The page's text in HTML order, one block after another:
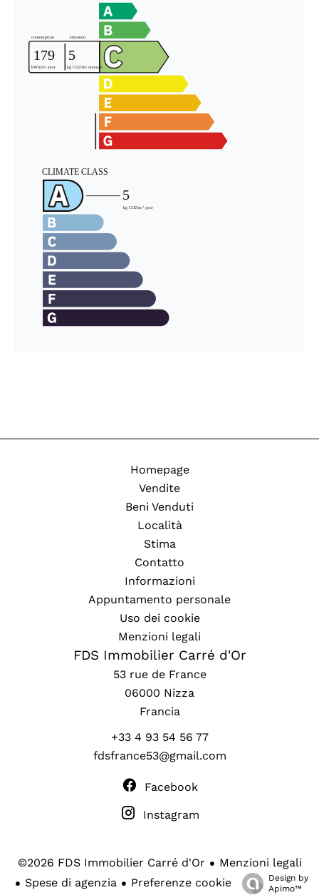
Homepage
Vendite
Beni Venduti
Località
Stima
Contatto
Informazioni
Appuntamento personale
Uso dei cookie
Menzioni legali
FDS Immobilier Carré d'Or
53 rue de France
06000 Nizza
Francia
+33 4 93 54 56 77
fdsfrance53@gmail.com
Facebook
Instagram
©2026 FDS Immobilier Carré d'Or
Menzioni legali
Spese di agenzia
Preferenze cookie
Design by
Apimo™